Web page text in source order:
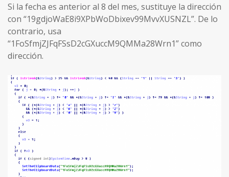
Si la fecha es anterior al 8 del mes, sustituye la dirección
con “19gdjoWaE8i9XPbWoDbixev99MvvXUSNZL”. De lo
contrario, usa
“1FoSfmjZJFqFSsD2cGXuccM9QMMa28Wrn1” como
dirección.